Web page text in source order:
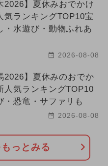
2026】夏休みおでかけ
気ランキングTOP10宝
・水遊び・動物ふれあ
2026-08-08
2026】夏休みのおでか
人気ランキングTOP10
・恐竜・サファリも
2026-08-08
っとみる